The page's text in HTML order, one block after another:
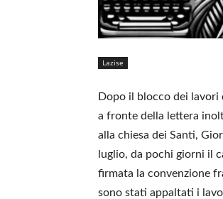
Lazise
Dopo il blocco dei lavori
a fronte della lettera
alla chiesa dei Santi,
luglio, da pochi giorni il
firmata la convenzione
sono stati appaltati i